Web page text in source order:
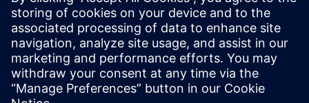
X Értékalapú licencelési
képességek a mellékelt
adatkezeléssel kombinálva